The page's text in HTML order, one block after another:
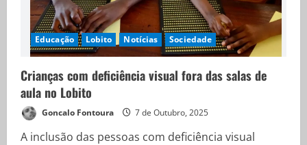
Educação Lobito Notícias Sociedade
Crianças com deficiência visual fora das salas de
aula no Lobito
Goncalo Fontoura 7 de Outubro, 2025
A inclusão das pessoas com deficiência visual